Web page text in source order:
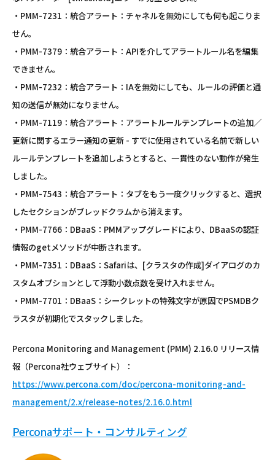
・PMM-7231：統合アラート：チャネルを無効にしても何も起こりま
せん。
・PMM-7379：統合アラート：APIを介してアラートルール名を編集
できません。
・PMM-7232：統合アラート：IAを無効にしても、ルールの評価と通
知の送信が無効になりません。
・PMM-7119：統合アラート：アラートルールテンプレートの追加／
更新に関するエラー通知の更新 - すでに使用されている名前で新しい
ルールテンプレートを追加しようとすると、一貫性のない動作が発生
しました。
・PMM-7543：統合アラート：タブをもう一度クリックすると、選択
したセクションがブレッドクラムから消えます。
・PMM-7766：DBaaS：PMMアップグレードにより、DBaaSの認証
情報のgetメソッドが中断されます。
・PMM-7351：DBaaS：Safariは、[クラスタの作成]ダイアログのカ
スタムオプションとして浮動小数点数を受け入れません。
・PMM-7701：DBaaS：シークレットの特殊文字が原因でPSMDBク
ラスタが初期化でスタックしました。
Percona Monitoring and Management (PMM) 2.16.0 リリース情
報（Percona社ウェブサイト）：
https://www.percona.com/doc/percona-monitoring-and-
management/2.x/release-notes/2.16.0.html
Perconaサポート・コンサルティング